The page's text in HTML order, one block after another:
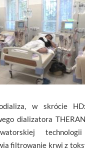
w skrócie
dializatora
filtrowanie krwi z